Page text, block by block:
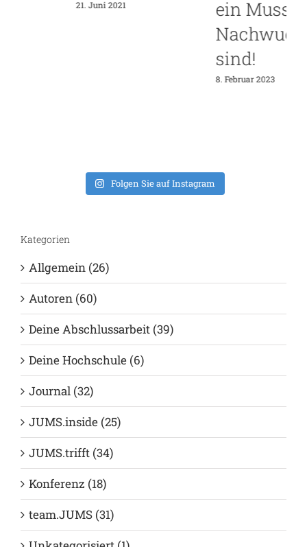
ein Muss für
8. Februar 2023
Folgen Sie auf Instagram
Kategorien
Allgemein (26)
Autoren (60)
Deine Abschlussarbeit (39)
Deine Hochschule (6)
Journal (32)
JUMS.inside (25)
JUMS.trifft (34)
Konferenz (18)
team.JUMS (31)